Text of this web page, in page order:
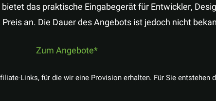
das praktische Eingabegerät für Entwickler,
an. Die Dauer des Angebots ist jedoch nicht
Zum Angebote
Links, für die wir eine Provision erhalten. Für Sie entstehen